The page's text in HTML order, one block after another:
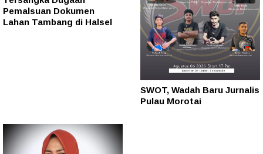
Pemalsuan Dokumen
Lahan Tambang di Halsel
SWOT, Wadah Baru Jurnalis
Pulau Morotai